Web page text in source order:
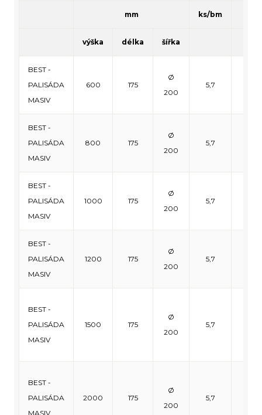
mm ks/bm
výška délka šířka
BEST -
PALISÁDA
MASIV
600 175
Ø
200
5,7
BEST -
PALISÁDA
MASIV
800 175
Ø
200
5,7
BEST -
PALISÁDA
MASIV
1000 175
Ø
200
5,7
BEST -
PALISÁDA
MASIV
1200 175
Ø
200
5,7
BEST -
PALISÁDA
MASIV
1500 175
Ø
200
5,7
BEST -
PALISÁDA
MASIV
2000 175
Ø
200
5,7